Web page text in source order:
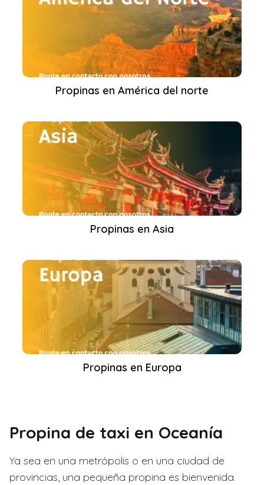
Propinas en América del norte
Propinas en Asia
Propinas en Europa
Propina de taxi en Oceanía
Ya sea en una metrópolis o en una ciudad de
provincias, una pequeña propina es bienvenida.